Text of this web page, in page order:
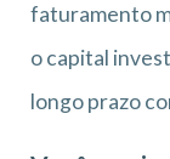
faturamento
o capital
longo prazo